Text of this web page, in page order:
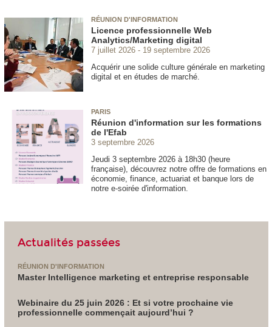
RÉUNION D'INFORMATION
Licence professionnelle Web
Analytics/Marketing digital
7 juillet 2026
19 septembre 2026
Acquérir une solide culture générale en marketing
digital et en études de marché.
PARIS
Réunion d'information sur les formations
de l'Efab
3 septembre 2026
Jeudi 3 septembre 2026 à 18h30 (heure
française), découvrez notre offre de formations en
économie, finance, actuariat et banque lors de
notre e-soirée d'information.
Actualités passées
RÉUNION D'INFORMATION
Master Intelligence marketing et entreprise responsable
Webinaire du 25 juin 2026 : Et si votre prochaine vie
professionnelle commençait aujourd’hui ?